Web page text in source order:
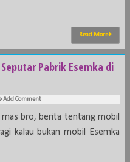
Read More
Pabrik Esemka di
Add Comment
mas bro, berita tentang mobil
kalau bukan mobil Esemka